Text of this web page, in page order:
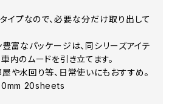
イプなので、必要な分だけ取り出して
富なパッケージは、同シリーズアイテ
内のムードを引き立てます。
や水回り等、日常使いにもおすすめ。
20sheets